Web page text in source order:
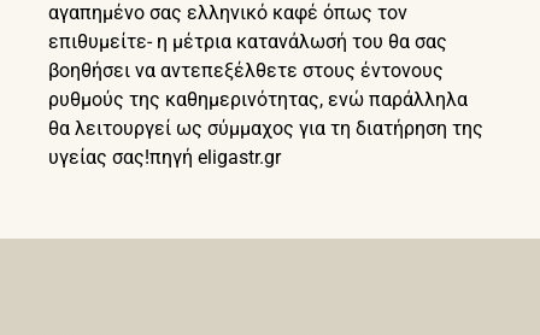
αγαπημένο σας ελληνικό καφέ όπως τον
επιθυμείτε- η μέτρια κατανάλωσή του θα σας
βοηθήσει να αντεπεξέλθετε στους έντονους
ρυθμούς της καθημερινότητας, ενώ παράλληλα
θα λειτουργεί ως σύμμαχος για τη διατήρηση της
υγείας σας!πηγή eligastr.gr